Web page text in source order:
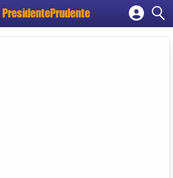
PresidentePrudente
Cadastrar empresa